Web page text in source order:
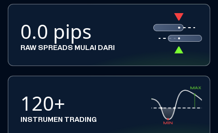
0.0 pips
RAW SPREADS MULAI DARI
120+
INSTRUMEN TRADING